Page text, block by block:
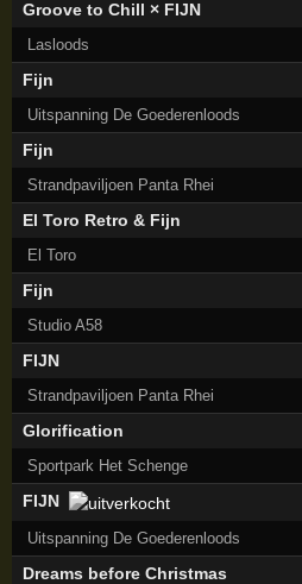
Groove to Chill × FIJN
Lasloods
Fijn
Uitspanning De Goederenloods
Fijn
Strandpaviljoen Panta Rhei
El Toro Retro & Fijn
El Toro
Fijn
Studio A58
FIJN
Strandpaviljoen Panta Rhei
Glorification
Sportpark Het Schenge
FIJN
Uitspanning De Goederenloods
Dreams before Christmas